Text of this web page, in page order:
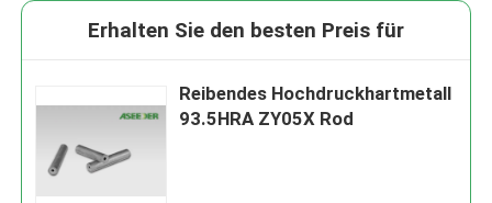
Erhalten Sie den besten Preis für
Reibendes Hochdruckhartmetall
93.5HRA ZY05X Rod